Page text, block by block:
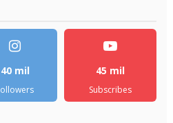
40 mil 45 mil
Subscribes